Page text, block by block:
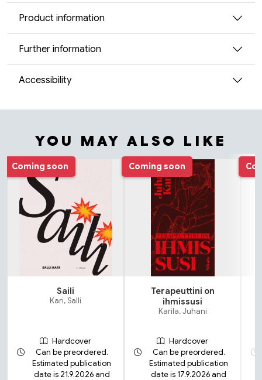
Product information
Further information
Accessibility
YOU MAY ALSO LIKE
Tuoteluettelon alku
Coming soon
Saili
Kari, Salli
Hardcover
Can be preordered.
Estimated publication
date is 21.9.2026 and
Coming soon
Terapeuttini on
ihmissusi
Karila, Juhani
Hardcover
Can be preordered.
Estimated publication
date is 17.9.2026 and